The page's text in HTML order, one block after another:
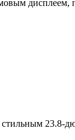
дисплеем,